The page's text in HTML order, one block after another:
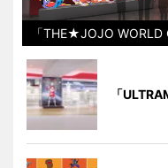
「THE★JOJO WORLD
「